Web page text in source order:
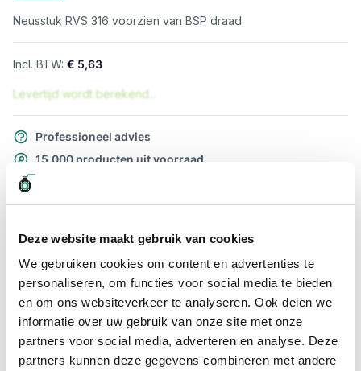
Deze website maakt gebruik van cookies
We gebruiken cookies om content en advertenties te
personaliseren, om functies voor social media te bieden
en om ons websiteverkeer te analyseren. Ook delen we
informatie over uw gebruik van onze site met onze
partners voor social media, adverteren en analyse. Deze
partners kunnen deze gegevens combineren met andere
Neusstuk RVS 316 voorzien van BSP draad.
€ 5,63
Levertijd wordt berekend...
Professioneel advies
15.000 producten uit voorraad
Snelle levering
Snel naar
Plus- en minpunten Meer informatie
Plus- en minpunten
Hoogwaardige kwaliteit
RVS 316